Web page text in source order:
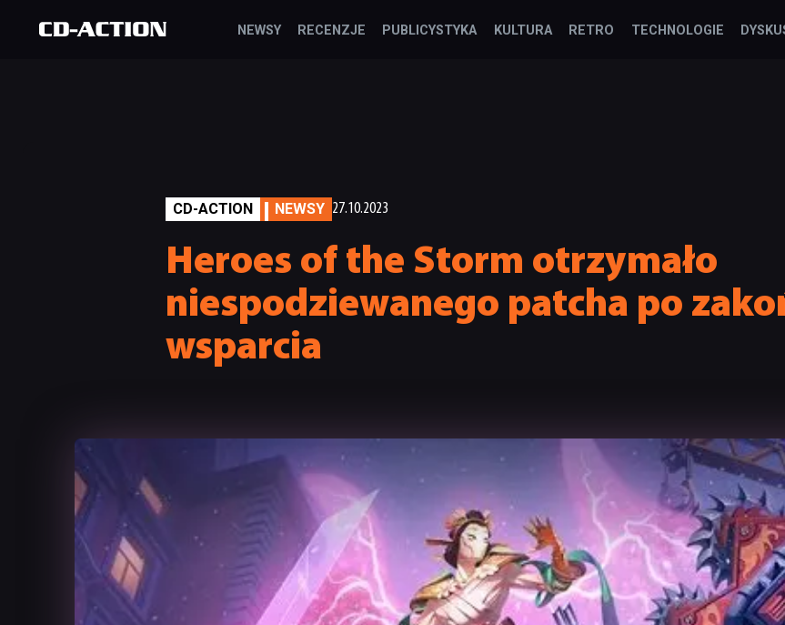
NEWSY RECENZJE PUBLICYSTYKA KULTURA RETRO TECHNOLOGIE
CD-ACTION NEWSY 27.10.2023
Heroes of the Storm otrzymało
niespodziewanego patcha po
wsparcia